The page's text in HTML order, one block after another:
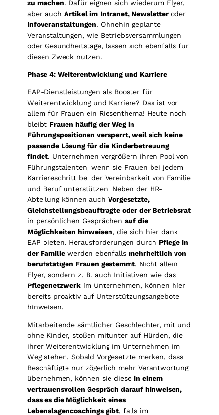
zu machen. Dafür eignen sich wiederum Flyer,
aber auch Artikel im Intranet, Newsletter oder
Infoveranstaltungen. Ohnehin geplante
Veranstaltungen, wie Betriebsversammlungen
oder Gesundheitstage, lassen sich ebenfalls für
diesen Zweck nutzen.
Phase 4: Weiterentwicklung und Karriere
EAP-Dienstleistungen als Booster für
Weiterentwicklung und Karriere? Das ist vor
allem für Frauen ein Riesenthema! Heute noch
bleibt Frauen häufig der Weg in
Führungspositionen versperrt, weil sich keine
passende Lösung für die Kinderbetreuung
findet. Unternehmen vergrößern ihren Pool von
Führungstalenten, wenn sie Frauen bei jedem
Karriereschritt bei der Vereinbarkeit von Familie
und Beruf unterstützen. Neben der HR-
Abteilung können auch Vorgesetzte,
Gleichstellungsbeauftragte oder der Betriebsrat
in persönlichen Gesprächen auf die
Möglichkeiten hinweisen, die sich hier dank
EAP bieten. Herausforderungen durch Pflege in
der Familie werden ebenfalls mehrheitlich von
berufstätigen Frauen gestemmt. Nicht allein
Flyer, sondern z. B. auch Initiativen wie das
Pflegenetzwerk im Unternehmen, können hier
bereits proaktiv auf Unterstützungsangebote
hinweisen.
Mitarbeitende sämtlicher Geschlechter, mit und
ohne Kinder, stoßen mitunter auf Hürden, die
ihrer Weiterentwicklung im Unternehmen im
Weg stehen. Sobald Vorgesetzte merken, dass
Beschäftigte nur zögerlich mehr Verantwortung
übernehmen, können sie diese in einem
vertrauensvollen Gespräch darauf hinweisen,
dass es die Möglichkeit eines
Lebenslagencoachings gibt, falls im